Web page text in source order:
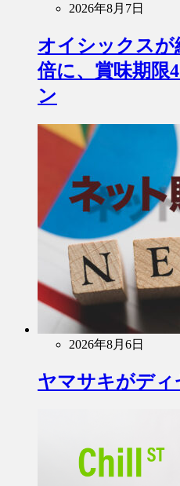
2026年8月7日
オイシックスが
倍に、賞味期限
ン
2026年8月6日
ヤマサキがデ